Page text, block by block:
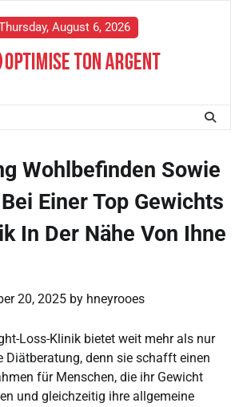
August 6, 2026
Wohlbefinden Sowie
Einer Top Gewichts
In Der Nähe Von Ihne
20, 2025 by hneyrooes
Loss-Klinik bietet weit mehr als nur
Diätberatung, denn sie schafft einen
für Menschen, die ihr Gewicht
und gleichzeitig ihre allgemeine